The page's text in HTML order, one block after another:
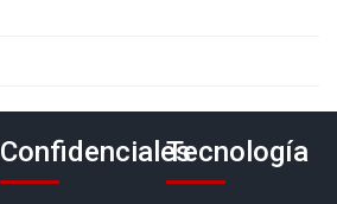
ConfidencialesTecnología